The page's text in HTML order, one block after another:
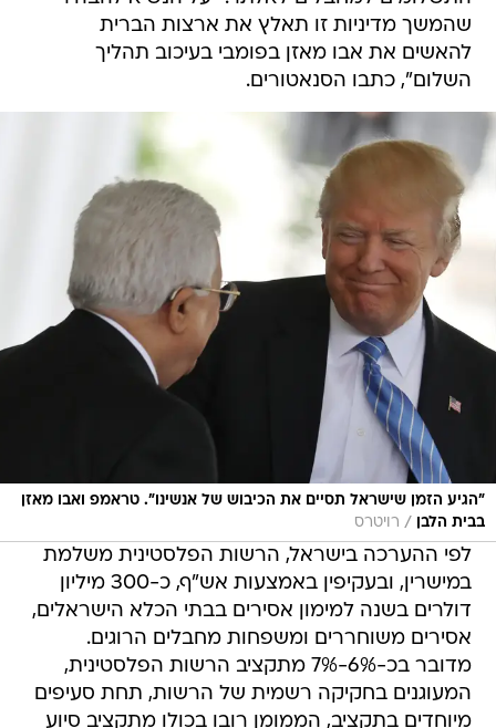
שהמשך מדיניות זו תאלץ את ארצות הברית
להאשים את אבו מאזן בפומבי בעיכוב תהליך
השלום", כתבו הסנאטורים.
"הגיע הזמן שישראל תסיים את הכיבוש של אנשינו". טראמפ ואבו מאזן
בבית הלבן
/ רויטרס
לפי ההערכה בישראל, הרשות הפלסטינית משלמת
במישרין, ובעקיפין באמצעות אש"ף, כ-300 מיליון
דולרים בשנה למימון אסירים בבתי הכלא הישראלים,
אסירים משוחררים ומשפחות מחבלים הרוגים.
מדובר בכ-6%-7% מתקציב הרשות הפלסטינית,
המעוגנים בחקיקה רשמית של הרשות, תחת סעיפים
מיוחדים בתקציב, הממומן רובו בכולו מתקציב סיוע